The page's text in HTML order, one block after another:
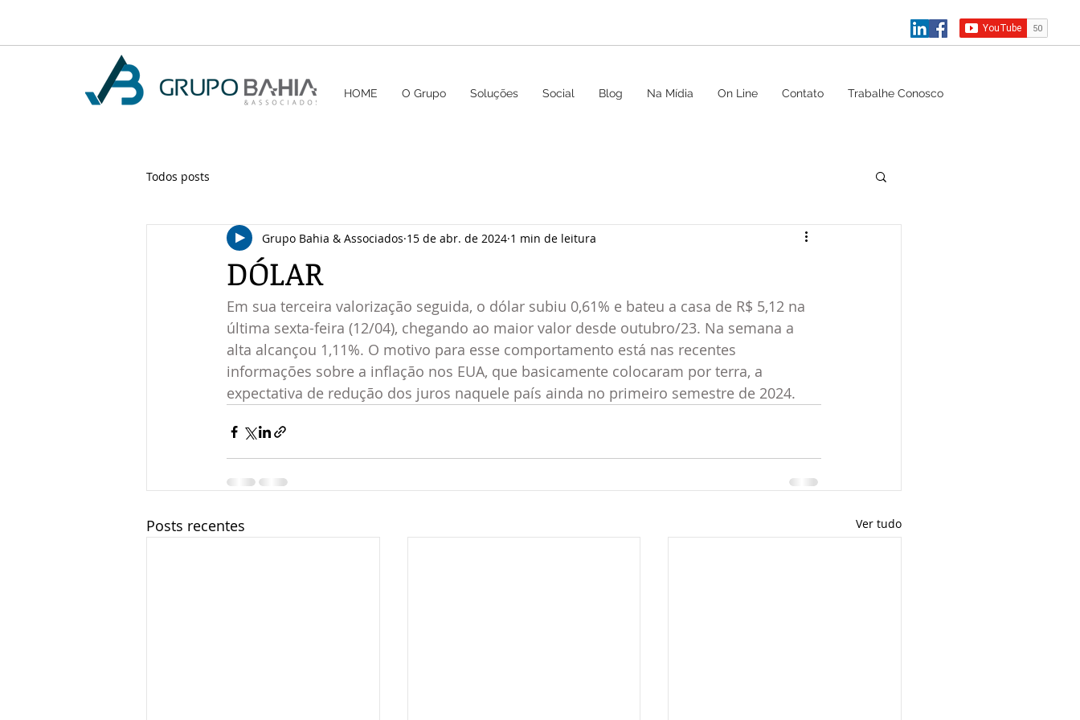
HOME O Grupo Soluções Social Blog Na Mídia On Line Contato Trabalhe Conosco
Todos posts
DÓLAR
Grupo Bahia & Associados 15 de abr. de 2024 1 min de leitura
Em sua terceira valorização seguida, o dólar subiu 0,61% e bateu a casa de R$ 5,12 na
última sexta-feira (12/04), chegando ao maior valor desde outubro/23. Na semana a
alta alcançou 1,11%. O motivo para esse comportamento está nas recentes
informações sobre a inflação nos EUA, que basicamente colocaram por terra, a
expectativa de redução dos juros naquele país ainda no primeiro semestre de 2024.
Posts recentes Ver tudo